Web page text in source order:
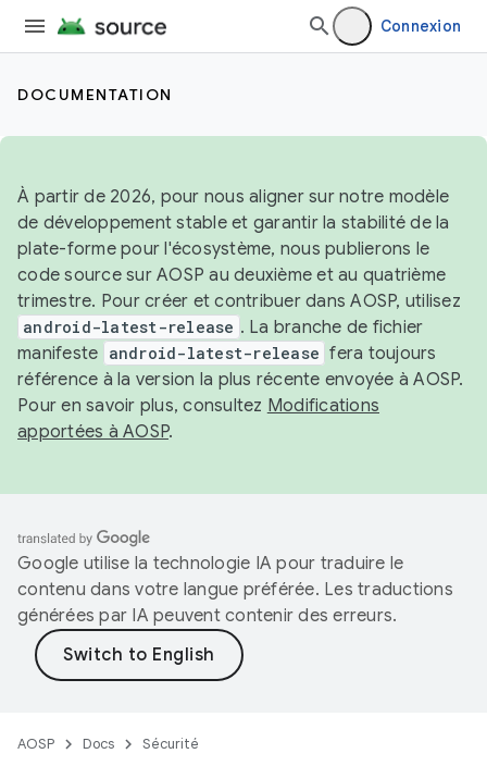
Connexion
DOCUMENTATION
À partir de 2026, pour nous aligner sur notre modèle
de développement stable et garantir la stabilité de la
plate-forme pour l'écosystème, nous publierons le
code source sur AOSP au deuxième et au quatrième
trimestre. Pour créer et contribuer dans AOSP, utilisez
android-latest-release . La branche de fichier
manifeste android-latest-release fera toujours
référence à la version la plus récente envoyée à AOSP.
Pour en savoir plus, consultez Modifications
apportées à AOSP.
Google utilise la technologie IA pour traduire le
contenu dans votre langue préférée. Les traductions
générées par IA peuvent contenir des erreurs.
AOSP Docs Sécurité